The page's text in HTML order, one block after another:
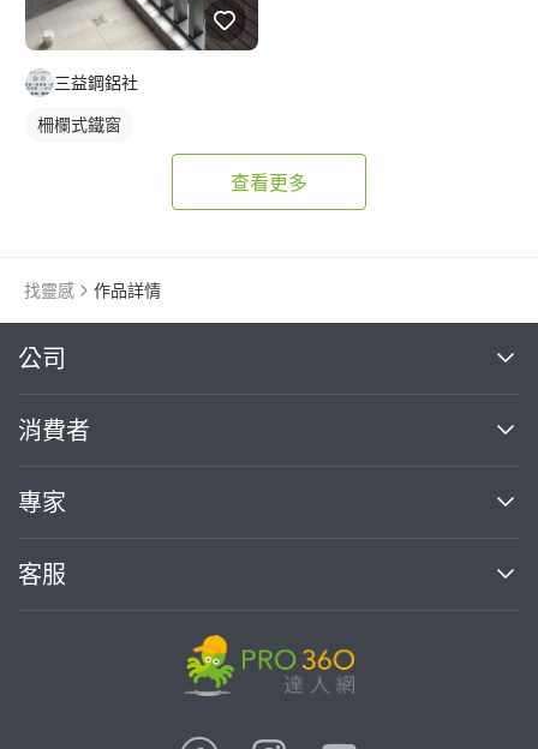
三益鋼鋁社
柵欄式鐵窗
查看更多
找靈感 作品詳情
公司
關於我們
部落格
加入我們
消費者
買服務
熱門服務
專家
案件中心
客服
繼續完成